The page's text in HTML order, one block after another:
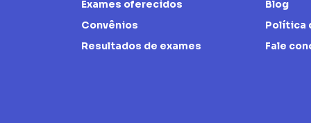
Exames oferecidos
Convênios
Resultados de exames
Blog
Política
Fale